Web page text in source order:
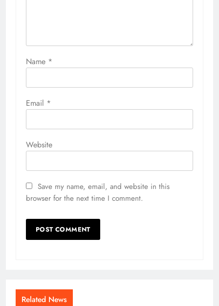
Name *
Email *
Website
Save my name, email, and website in this
browser for the next time I comment.
Related News